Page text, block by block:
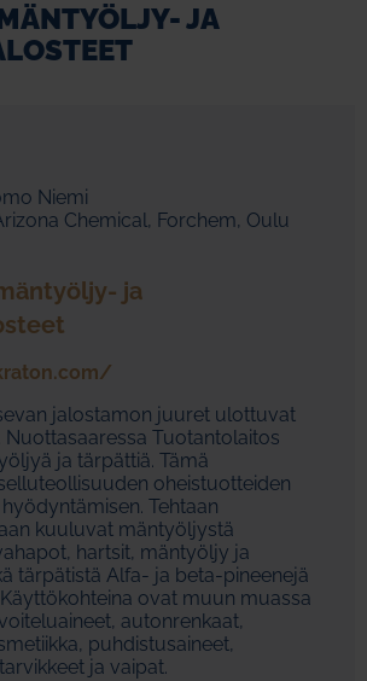
JA
Niemi
Chemical, Forchem, Oulu
ja
jalostamon juuret ulottuvat
Nuottasaaressa Tuotantolaitos
ja tärpättiä. Tämä
oheistuotteiden
Tehtaan
kuuluvat mäntyöljystä
hartsit, mäntyöljy ja
tärpätistä Alfa- ja beta-pineenejä
ovat muun muassa
autonrenkaat,
puhdistusaineet,
ja vaipat.